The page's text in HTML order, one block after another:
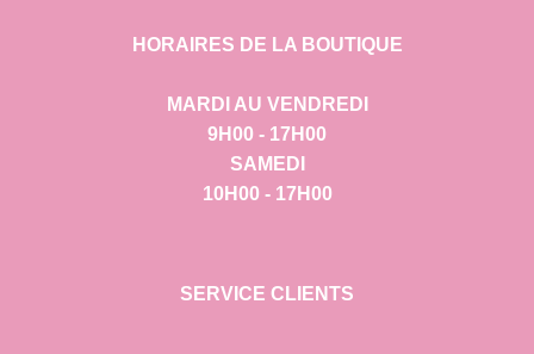
HORAIRES DE LA BOUTIQUE
MARDI AU VENDREDI
9H00 - 17H00
SAMEDI
10H00 - 17H00
SERVICE CLIENTS